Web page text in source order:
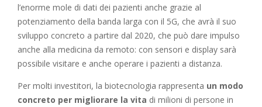
l’enorme mole di dati dei pazienti anche grazie al
potenziamento della banda larga con il 5G, che avrà il suo
sviluppo concreto a partire dal 2020, che può dare impulso
anche alla medicina da remoto: con sensori e display sarà
possibile visitare e anche operare i pazienti a distanza.
Per molti investitori, la biotecnologia rappresenta un modo
concreto per migliorare la vita di milioni di persone in